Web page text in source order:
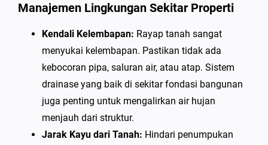
Manajemen Lingkungan Sekitar Properti
Kendali Kelembapan: Rayap tanah sangat
menyukai kelembapan. Pastikan tidak ada
kebocoran pipa, saluran air, atau atap. Sistem
drainase yang baik di sekitar fondasi bangunan
juga penting untuk mengalirkan air hujan
menjauh dari struktur.
Jarak Kayu dari Tanah: Hindari penumpukan